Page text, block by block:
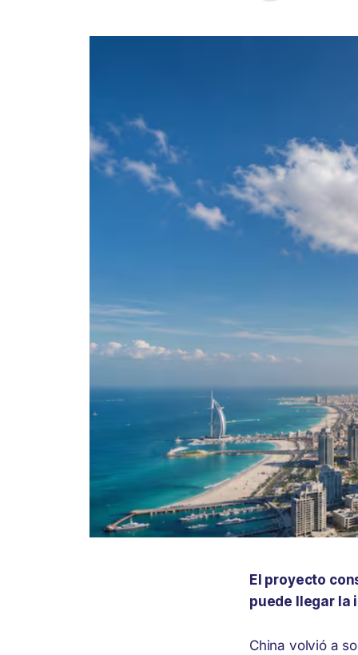
El proyecto
puede llegar la
China volvió a